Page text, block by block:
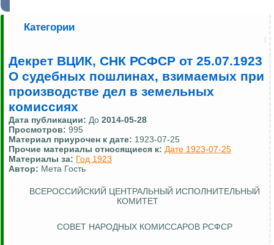
Категории
Декрет ВЦИК, СНК РСФСР от 25.07.1923
О судебных пошлинах, взимаемых при
производстве дел в земельных
комиссиях
Дата публикации: До 2014-05-28
Просмотров: 995
Материал приурочен к дате: 1923-07-25
Прочие материалы относящиеся к: Дате 1923-07-25
Материалы за: Год 1923
Автор: Мета Гость
ВСЕРОССИЙСКИЙ ЦЕНТРАЛЬНЫЙ ИСПОЛНИТЕЛЬНЫЙ
КОМИТЕТ
СОВЕТ НАРОДНЫХ КОМИССАРОВ РСФСР